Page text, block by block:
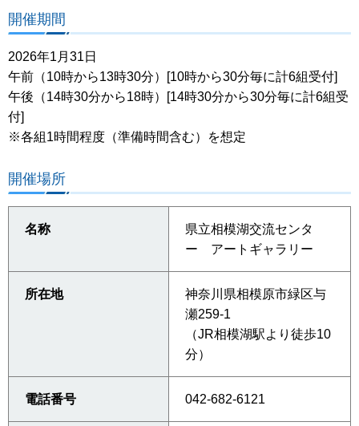
開催期間
2026年1月31日
午前（10時から13時30分）[10時から30分毎に計6組受付]
午後（14時30分から18時）[14時30分から30分毎に計6組受
付]
※各組1時間程度（準備時間含む）を想定
開催場所
名称
県立相模湖交流センタ
ー アートギャラリー
所在地
神奈川県相模原市緑区与
瀬259-1
（JR相模湖駅より徒歩10
分）
電話番号 042-682-6121